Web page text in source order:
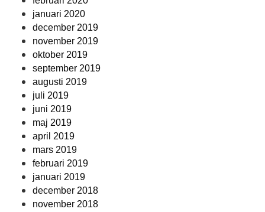
januari 2020
december 2019
november 2019
oktober 2019
september 2019
augusti 2019
juli 2019
juni 2019
maj 2019
april 2019
mars 2019
februari 2019
januari 2019
december 2018
november 2018